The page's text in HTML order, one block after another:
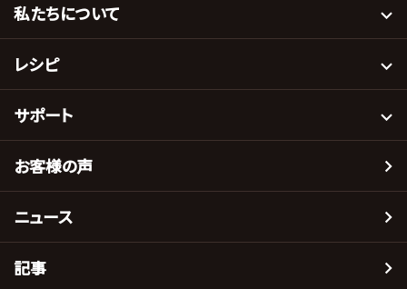
私たちについて
レシピ
サポート
お客様の声
ニュース
記事